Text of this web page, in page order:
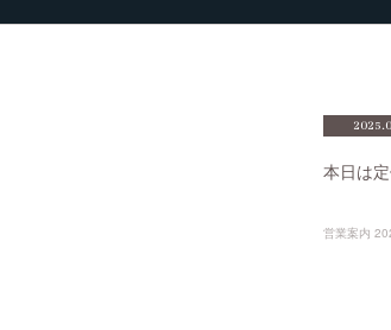
本日は定
営業案内